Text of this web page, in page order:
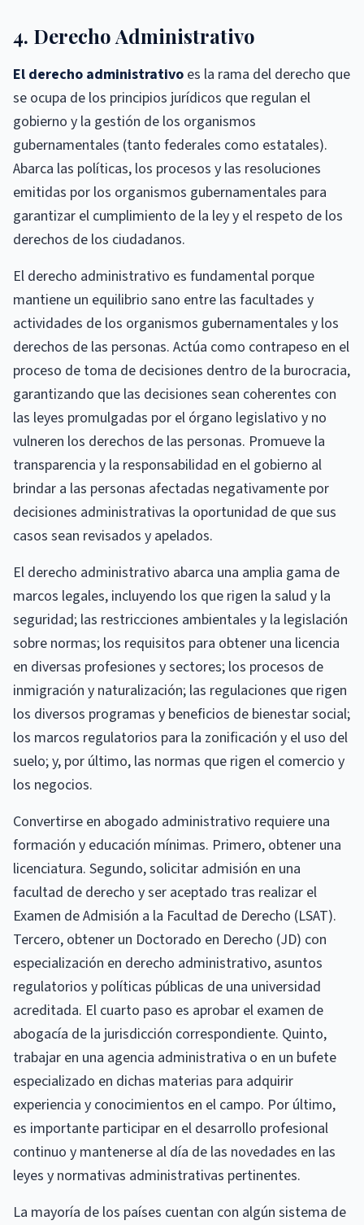
4. Derecho Administrativo
El derecho administrativo es la rama del derecho que
se ocupa de los principios jurídicos que regulan el
gobierno y la gestión de los organismos
gubernamentales (tanto federales como estatales).
Abarca las políticas, los procesos y las resoluciones
emitidas por los organismos gubernamentales para
garantizar el cumplimiento de la ley y el respeto de los
derechos de los ciudadanos.
El derecho administrativo es fundamental porque
mantiene un equilibrio sano entre las facultades y
actividades de los organismos gubernamentales y los
derechos de las personas. Actúa como contrapeso en el
proceso de toma de decisiones dentro de la burocracia,
garantizando que las decisiones sean coherentes con
las leyes promulgadas por el órgano legislativo y no
vulneren los derechos de las personas. Promueve la
transparencia y la responsabilidad en el gobierno al
brindar a las personas afectadas negativamente por
decisiones administrativas la oportunidad de que sus
casos sean revisados ​​y apelados.
El derecho administrativo abarca una amplia gama de
marcos legales, incluyendo los que rigen la salud y la
seguridad; las restricciones ambientales y la legislación
sobre normas; los requisitos para obtener una licencia
en diversas profesiones y sectores; los procesos de
inmigración y naturalización; las regulaciones que rigen
los diversos programas y beneficios de bienestar social;
los marcos regulatorios para la zonificación y el uso del
suelo; y, por último, las normas que rigen el comercio y
los negocios.
Convertirse en abogado administrativo requiere una
formación y educación mínimas. Primero, obtener una
licenciatura. Segundo, solicitar admisión en una
facultad de derecho y ser aceptado tras realizar el
Examen de Admisión a la Facultad de Derecho (LSAT).
Tercero, obtener un Doctorado en Derecho (JD) con
especialización en derecho administrativo, asuntos
regulatorios y políticas públicas de una universidad
acreditada. El cuarto paso es aprobar el examen de
abogacía de la jurisdicción correspondiente. Quinto,
trabajar en una agencia administrativa o en un bufete
especializado en dichas materias para adquirir
experiencia y conocimientos en el campo. Por último,
es importante participar en el desarrollo profesional
continuo y mantenerse al día de las novedades en las
leyes y normativas administrativas pertinentes.
La mayoría de los países cuentan con algún sistema de